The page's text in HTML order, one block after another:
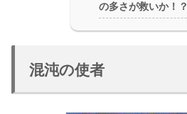
の多さが救いか！？
混沌の使者